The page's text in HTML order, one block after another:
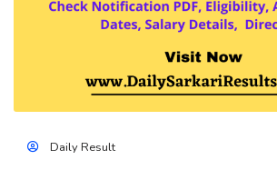
Daily Result